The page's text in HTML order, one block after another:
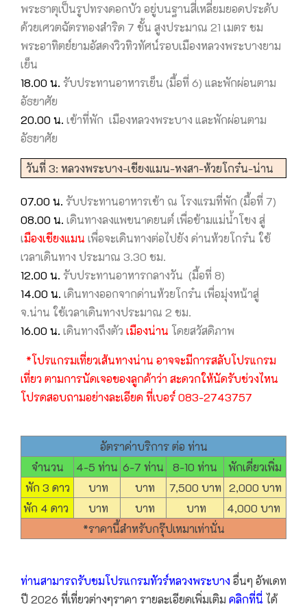
พระธาตุเป็นรูปทรงดอกบัว อยู่บนฐานสี่เหลี่ยมยอดประดับ
ด้วยเศวตฉัตรทองสำริด 7 ชั้น สูงประมาณ 21 เมตร ชม
พระอาทิตย์ยามอัสดงวิวทิวทัศน์รอบเมืองหลวงพระบางยาม
เย็น
18.00 น. รับประทานอาหารเย็น (มื้อที่ 6) และพักผ่อนตาม
อัธยาศัย
20.00 น. เข้าที่พัก เมืองหลวงพระบาง และพักผ่อนตาม
อัธยาศัย
วันที่ 3: หลวงพระบาง-เชียงแมน-หงสา-ห้วยโกร๋น-น่าน
07.00 น. รับประทานอาหารเช้า ณ โรงแรมที่พัก (มื้อที่ 7)
08.00 น. เดินทางลงแพขนาดยนต์ เพื่อข้ามแม่น้ำโขง สู่
เมืองเชียงแมน เพื่อจะเดินทางต่อไปยัง ด่านห้วยโกร๋น ใช้
เวลาเดินทาง ประมาณ 3.30 ชม.
12.00 น. รับประทานอาหารกลางวัน (มื้อที่ 8)
14.00 น. เดินทางออกจากด่านห้วยโกร๋น เพื่อมุ่งหน้าสู่
จ.น่าน ใช้เวลาเดินทางประมาณ 2 ชม.
16.00 น. เดินทางถึงตัว เมืองน่าน โดยสวัสดิภาพ
*โปรแกรมเที่ยวเส้นทางน่าน อาจจะมีการสลับโปรแกรม
เที่ยว ตามการนัดเจอของลูกค้าว่า สะดวกให้นัดรับช่วงไหน
โปรดสอบถามอย่างละเอียด ที่เบอร์ 083-2743757
อัตราค่าบริการ ต่อ ท่าน
จำนวน
4-5 ท่าน 6-7 ท่าน 8-10 ท่าน
พักเดี่ยวเพิ่ม
พัก 3 ดาว
บาท บาท 7,500 บาท 2,000 บาท
พัก 4 ดาว
บาท บาท บาท
4,000 บาท
*ราคานี้สำหรับกรุ๊ปเหมาเท่านั่น
ท่านสามารถรับชมโปรแกรมทัวร์หลวงพระบางอื่นๆ อัพเดท
ปี 2026 ที่เที่ยวต่างๆราคา รายละเอียดเพิ่มเติม คลิกที่นี่ ได้